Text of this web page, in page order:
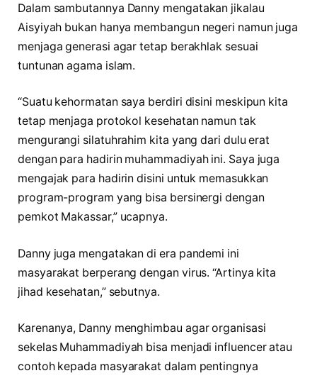
Dalam sambutannya Danny mengatakan jikalau
Aisyiyah bukan hanya membangun negeri namun juga
menjaga generasi agar tetap berakhlak sesuai
tuntunan agama islam.
“Suatu kehormatan saya berdiri disini meskipun kita
tetap menjaga protokol kesehatan namun tak
mengurangi silatuhrahim kita yang dari dulu erat
dengan para hadirin muhammadiyah ini. Saya juga
mengajak para hadirin disini untuk memasukkan
program-program yang bisa bersinergi dengan
pemkot Makassar,” ucapnya.
Danny juga mengatakan di era pandemi ini
masyarakat berperang dengan virus. “Artinya kita
jihad kesehatan,” sebutnya.
Karenanya, Danny menghimbau agar organisasi
sekelas Muhammadiyah bisa menjadi influencer atau
contoh kepada masyarakat dalam pentingnya